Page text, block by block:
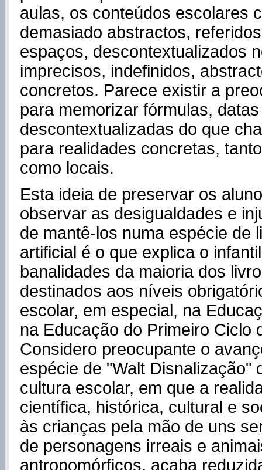
aulas, os conteúdos escolares
demasiado abstractos,
espaços, descontextualizados
imprecisos, indefinidos,
concretos. Parece existir a
para memorizar fórmulas,
descontextualizadas do que
para realidades concretas,
como locais.
Esta ideia de preservar os
observar as desigualdades e
de mantê-los numa espécie de
artificial é o que explica o
banalidades da maioria dos
destinados aos níveis
escolar, em especial, na
na Educação do Primeiro Ciclo
Considero preocupante o
espécie de "Walt Disnalização"
cultura escolar, em que a
científica, histórica, cultural e
às crianças pela mão de uns
de personagens irreais e
antropomórficos, acaba